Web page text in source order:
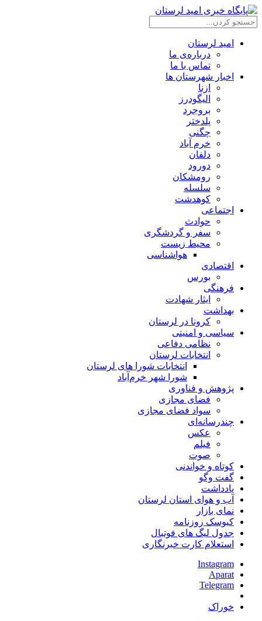
امید لرستان
درباره‌ی ما
تماس با ما
اخبار شهرستان ها
ازنا
الیگودرز
بروجرد
پلدختر
چگنی
خرم آباد
دلفان
دورود
رومشکان
سلسله
کوهدشت
اجتماعی
حوادث
سفر و گردشگری
محیط زیست
هواشناسی
اقتصادی
بورس
فرهنگی
ایثار شهادت
بهداشت
کرونا در لرستان
سیاسی و امنیتی
نظامی دفاعی
انتخابات لرستان
انتخابات شورا های لرستان
شورا شهر خرم‌آباد
پژوهش و فناوری
فضای مجازی
سواد فضای مجازی
چندرسانه‌ای
عكس
فیلم
صوت
کوتاه و خواندنی
گفت وگو
یادداشت
آب و هوای استان لرستان
نمای بازار
کیوسک روزنامه
جدول لیگ های فوتبال
استعلام کارت خبرنگاری
Instagram
Aparat
Telegram
خوراک